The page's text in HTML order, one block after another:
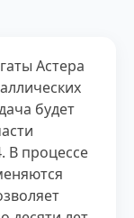
Астера
будет
В процессе